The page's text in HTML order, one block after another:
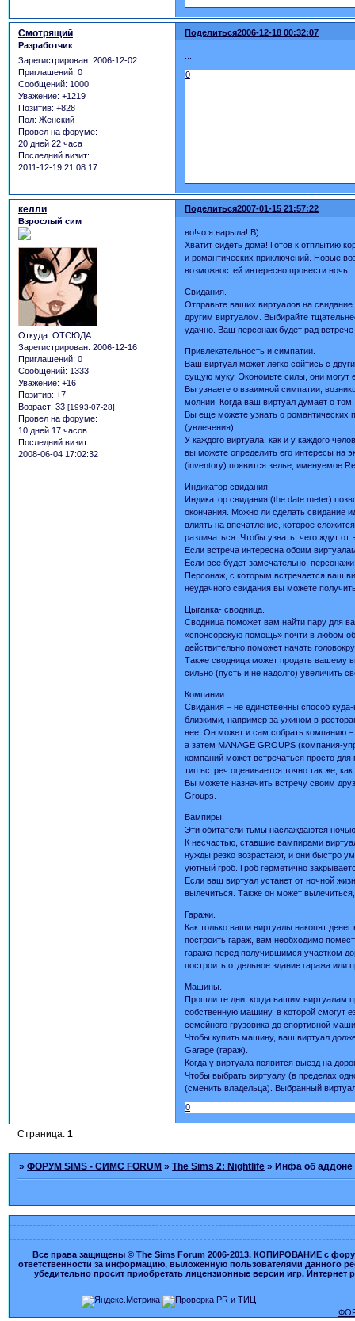
Поделиться2006-12-18 00:32:07
Смотрящий
Разработчик
Зарегистрирован: 2006-12-02
Приглашений: 0
Сообщений: 1000
Уважение: +1219
Позитив: +828
Пол: Женский
Провел на форуме:
20 дней 22 часа
Последний визит:
2011-12-19 21:08:17
...
0
Поделиться2007-01-15 21:57:22
келли
Взрослый сим
Откуда: ОТСЮДА
Зарегистрирован: 2006-12-16
Приглашений: 0
Сообщений: 1333
Уважение: +16
Позитив: +7
Возраст: 33 [1993-07-28]
Провел на форуме:
10 дней 17 часов
Последний визит:
2008-06-04 17:02:32
во!чо я нарыла! B)
Хватит сидеть дома! Готов к отплытию
и романтических приключений. Новые
возможностей интересно провести ночь.
Свидания.
Отправьте ваших виртуалов на
другим виртуалом. Выбирайте
удачно. Ваш персонаж будет рад
Привлекательность и симпатии.
Ваш виртуал может легко сойтись с
сущую муку. Экономьте силы, они могут
Вы узнаете о взаимной симпатии,
молнии. Когда ваш виртуал думает о
Вы еще можете узнать о романтических
(увлечения).
У каждого виртуала, как и у каждого
вы можете определить его интересы на
(inventory) появится зелье, именуемое
Индикатор свидания.
Индикатор свидания (the date meter)
окончания. Можно ли сделать свидание
влиять на впечатление, которое
различаться. Чтобы узнать, чего ждут
Если встреча интересна обоим
Если все будет замечательно,
Персонаж, с которым встречается ваш
неудачного свидания вы можете
Цыганка- сводница.
Сводница поможет вам найти пару для
«спонсорскую помощь» почти в любом
действительно поможет начать
Также сводница может продать вашему
сильно (пусть и не надолго) увеличить
Компании.
Свидания – не единственны способ
близкими, например за ужином в
нее. Он может и сам собрать компанию –
а затем MANAGE GROUPS (компания-
компаний может встречаться просто
тип встреч оценивается точно так же,
Вы можете назначить встречу своим
Groups.
Вампиры.
Эти обитатели тьмы наслаждаются
К несчастью, ставшие вампирами
нужды резко возрастают, и они быстро
уютный гроб. Гроб герметично
Если ваш виртуал устанет от ночной
вылечиться. Также он может
Гаражи.
Как только ваши виртуалы накопят
построить гараж, вам необходимо
гаража перед получившимся участком
построить отдельное здание гаража
Машины.
Прошли те дни, когда вашим виртуалам
собственную машину, в которой смогут
семейного грузовика до спортивной
Чтобы купить машину, ваш виртуал
Garage (гараж).
Когда у виртуала появится выезд на
Чтобы выбрать виртуалу (в пределах
(сменить владельца). Выбранный
0
Страница:1
»ФОРУМ SIMS - СИМС FORUM »The Sims 2: Nightlife » Инфа об аддоне
Все права защищены © The Sims Forum 2006-2013. КОПИРОВАНИЕ с
ответственности за информацию, выложенную пользователями данного
убедительно просит приобретать лицензионные версии игр.